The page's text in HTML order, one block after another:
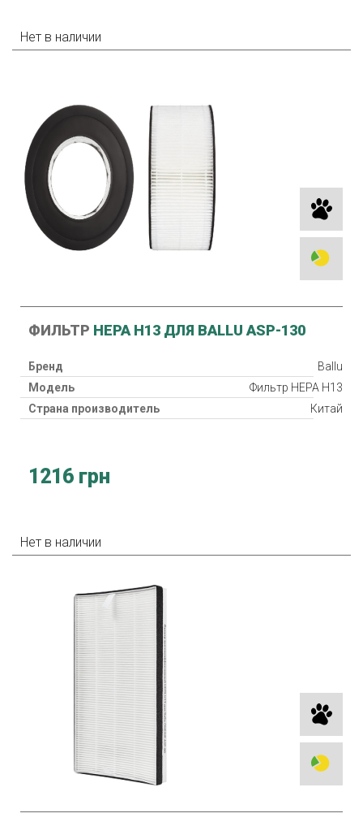
Нет в наличии
ФИЛЬТР HEPA H13 ДЛЯ BALLU ASP-130
Бренд
Ballu
Модель
Фильтр HEPA H13
Страна производитель
Китай
1216 грн
Нет в наличии